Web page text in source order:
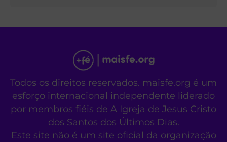
Todos os direitos reservados. maisfe.org é um
esforço internacional independente liderado
por membros fiéis de A Igreja de Jesus Cristo
dos Santos dos Últimos Dias.
Este site não é um site oficial da organização